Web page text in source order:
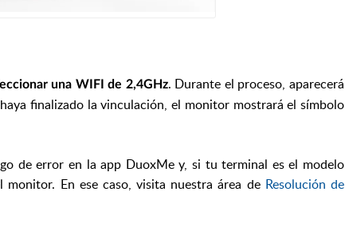
una WIFI de 2,4GHz. Durante el proceso, aparecerá
finalizado la vinculación, el monitor mostrará el símbolo
de error en la app DuoxMe y, si tu terminal es el modelo
En ese caso, visita nuestra área de Resolución de